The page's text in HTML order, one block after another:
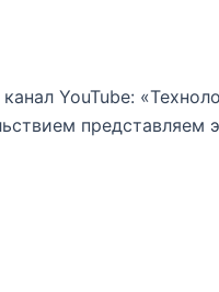
YouTube:
представляем